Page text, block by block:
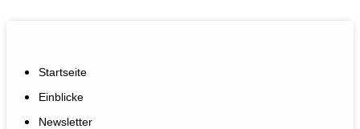
Startseite
Einblicke
Newsletter